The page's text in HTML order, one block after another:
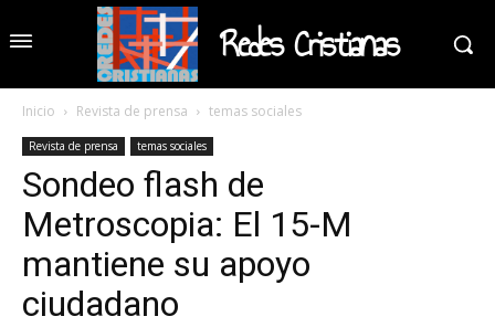
Redes Cristianas
Inicio Revista de prensa temas sociales
Revista de prensa temas sociales
Sondeo flash de
Metroscopia: El 15-M
mantiene su apoyo
ciudadano